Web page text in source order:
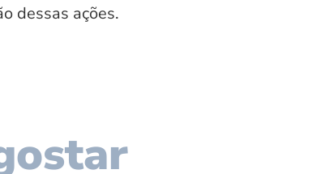
dessas ações.